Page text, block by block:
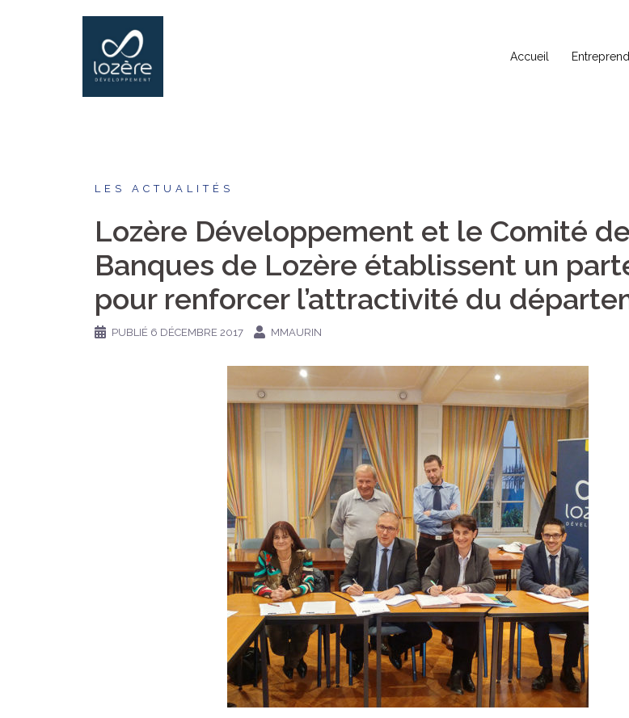
Accueil
LES ACTUALITÉS
Lozère Développement et le Comité
Banques de Lozère établissent un
pour renforcer l’attractivité du
PUBLIÉ 6 DÉCEMBRE 2017 MMAURIN